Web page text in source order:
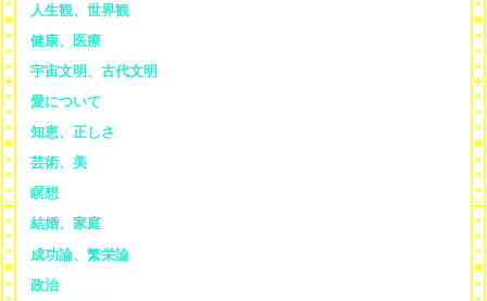
人生観、世界観
健康、医療
宇宙文明、古代文明
愛について
知恵、正しさ
芸術、美
瞑想
結婚、家庭
成功論、繁栄論
政治